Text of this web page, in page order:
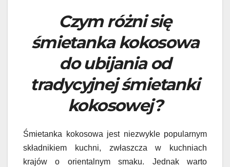
Czym różni się
śmietanka kokosowa
do ubijania od
tradycyjnej śmietanki
kokosowej?
Śmietanka kokosowa jest niezwykle popularnym
składnikiem kuchni, zwłaszcza w kuchniach
krajów o orientalnym smaku. Jednak warto